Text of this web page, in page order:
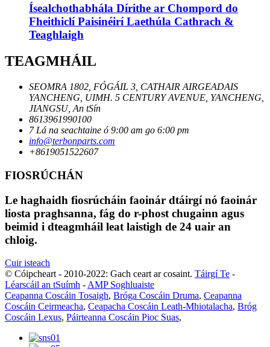
Ísealchothabhála Dírithe ar Chompord do
Fheithiclí Paisinéirí Laethúla Cathrach &
Teaghlaigh
TEAGMHÁIL
SEOMRA 1802, FÓGÁIL 3, CATHAIR AIRGEADAIS
YANCHENG, UIMH. 5 CENTURY AVENUE, YANCHENG,
JIANGSU, An tSín
8613961990100
7 Lá na seachtaine ó 9:00 am go 6:00 pm
info@terbonparts.com
+8619051522607
FIOSRÚCHÁN
Le haghaidh fiosrúcháin faoinár dtáirgí nó faoinár
liosta praghsanna, fág do r-phost chugainn agus
beimid i dteagmháil leat laistigh de 24 uair an
chloig.
Cuir isteach
© Cóipcheart - 2010-2022: Gach ceart ar cosaint. Táirgí Te -
Léarscáil an tSuímh -AMP Soghluaiste
Ceapanna Coscáin Tosaigh, Bróga Coscáin Druma, Ceapanna
Coscáin Ceirmeacha, Ceapacha Coscáin Leath-Mhiotalacha, Bróg
Coscáin Lexus, Páirteanna Coscáin Pioc Suas,